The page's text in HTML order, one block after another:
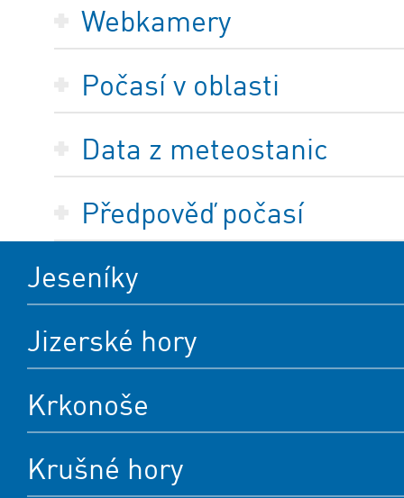
Webkamery
Počasí v oblasti
Data z meteostanic
Předpověď počasí
Jeseníky
Jizerské hory
Krkonoše
Krušné hory